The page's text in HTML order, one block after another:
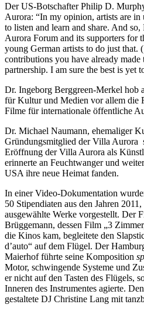
Der US-Botschafter Philip D.
Aurora: “In my opinion, artists are
to listen and learn and share. And
Aurora Forum and its supporters for
young German artists to do just
contributions you have already
partnership. I am sure the best is yet
Dr. Ingeborg Berggreen-Merkel hob
für Kultur und Medien vor allem die
Filme für internationale öffentliche
Dr. Michael Naumann, ehemaliger
Gründungsmitglied der Villa Aurora
Eröffnung der Villa Aurora als
erinnerte an Feuchtwanger und
USA ihre neue Heimat fanden.
In einer Video-Dokumentation
50 Stipendiaten aus den Jahren
ausgewählte Werke vorgestellt. Der
Brüggemann, dessen Film „3
die Kinos kam, begleitete den
d’auto“ auf dem Flügel. Der
Maierhof führte seine Komposition
Motor, schwingende Systeme und
er nicht auf den Tasten des Flügels,
Inneren des Instrumentes agierte.
gestaltete DJ Christine Lang mit